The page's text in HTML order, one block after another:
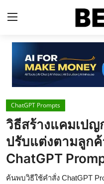
Home
Contact
AI Tools
ChatGPT Prompts
ข่าว AI รอบโลก
ThaiGPT Builder
ChatGPT Prompts
วิธีสร้างแคมเปญ
ปรับแต่งตามลูกค้
ChatGPT
ค้นพบวิธีใช้คำสั่ง ChatGPT